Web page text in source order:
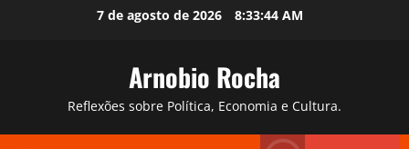
7 de agosto de 2026 8:33:45 AM
Arnobio Rocha
Reflexões sobre Política, Economia e Cultura.